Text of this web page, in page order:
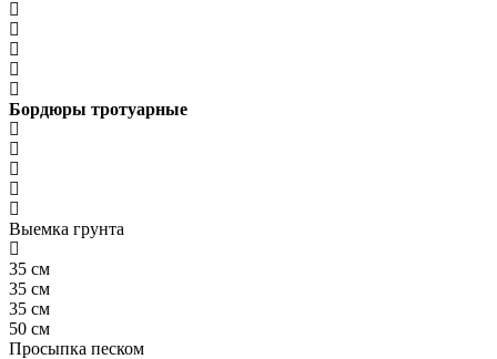
Бордюры тротуарные
Выемка грунта
35 см
35 см
35 см
50 см
Просыпка песком